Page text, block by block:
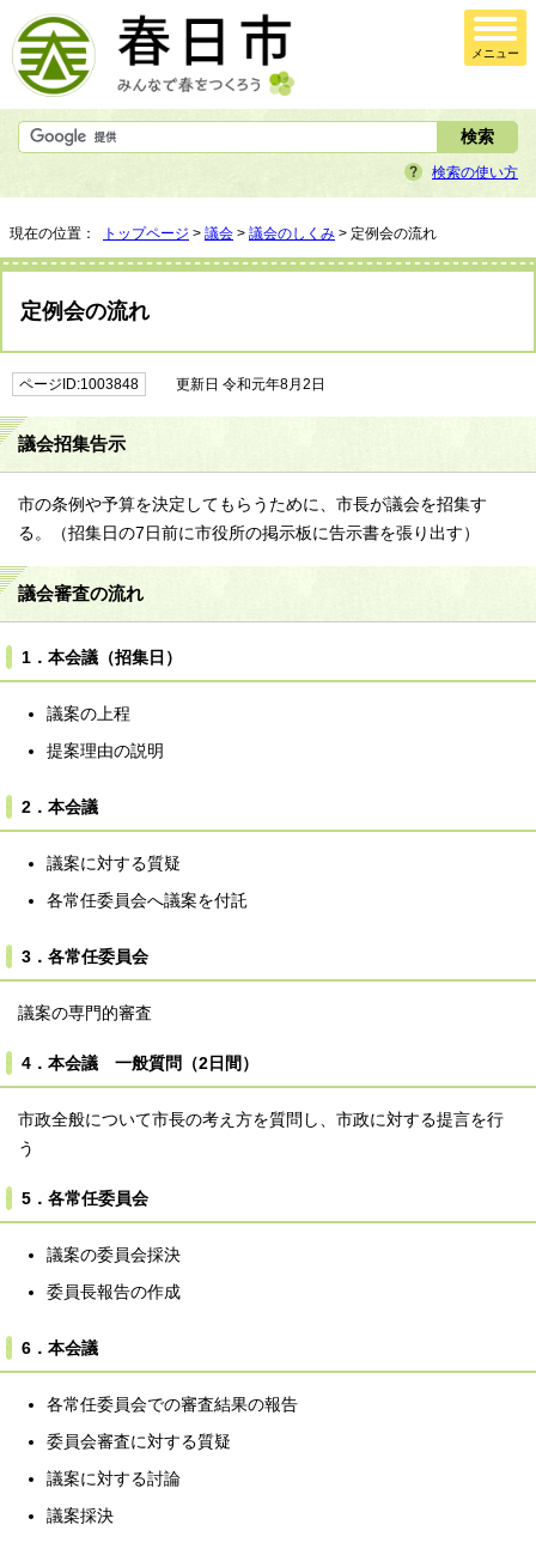
メニュー
検索の使い方
現在の位置： トップページ > 議会 > 議会のしくみ > 定例会の流れ
定例会の流れ
ページID:1003848 更新日 令和元年8月2日
議会招集告示
市の条例や予算を決定してもらうために、市長が議会を招集す
る。（招集日の7日前に市役所の掲示板に告示書を張り出す）
議会審査の流れ
1．本会議（招集日）
議案の上程
提案理由の説明
2．本会議
議案に対する質疑
各常任委員会へ議案を付託
3．各常任委員会
議案の専門的審査
4．本会議 一般質問（2日間）
市政全般について市長の考え方を質問し、市政に対する提言を行
う
5．各常任委員会
議案の委員会採決
委員長報告の作成
6．本会議
各常任委員会での審査結果の報告
委員会審査に対する質疑
議案に対する討論
議案採決